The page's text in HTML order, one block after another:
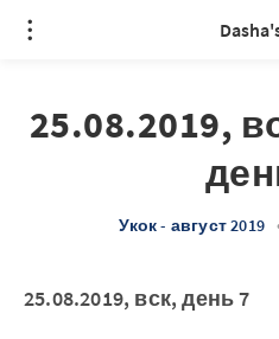
25.08.2019,
Укок - август 2019
25.08.2019, вск, день 7